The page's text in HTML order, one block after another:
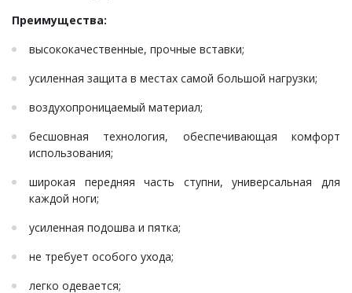
Преимущества:
высококачественные, прочные вставки;
усиленная защита в местах самой большой нагрузки;
воздухопроницаемый материал;
бесшовная технология, обеспечивающая комфорт
использования;
широкая передняя часть ступни, универсальная для
каждой ноги;
усиленная подошва и пятка;
не требует особого ухода;
легко одевается;